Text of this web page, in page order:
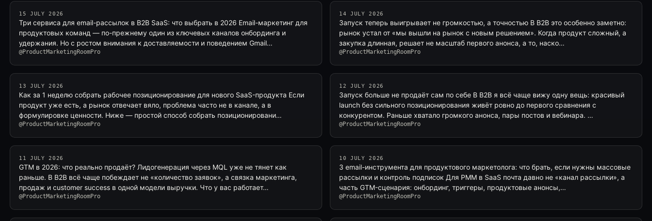
15 JULY 2026
Три сервиса для email-рассылок в B2B SaaS: что выбрать в 2026 Email-маркетинг для
продуктовых команд — по-прежнему один из ключевых каналов онбординга и
удержания. Но с ростом внимания к доставляемости и поведением Gmail…
@ProductMarketingRoomPro
14 JULY 2026
Запуск теперь выигрывает не громкостью, а точностью В B2B это особенно заметно:
рынок устал от «мы вышли на рынок с новым решением». Когда продукт сложный, а
закупка длинная, решает не масштаб первого анонса, а то, наско…
@ProductMarketingRoomPro
13 JULY 2026
Как за 1 неделю собрать рабочее позиционирование для нового SaaS-продукта Если
продукт уже есть, а рынок отвечает вяло, проблема часто не в канале, а в
формулировке ценности. Ниже — простой способ собрать позиционировани…
@ProductMarketingRoomPro
12 JULY 2026
Запуск больше не продаёт сам по себе В B2B я всё чаще вижу одну вещь: красивый
launch без сильного позиционирования живёт ровно до первого сравнения с
конкурентом. Раньше хватало громкого анонса, пары постов и вебинара. …
@ProductMarketingRoomPro
11 JULY 2026
GTM в 2026: что реально продаёт? Лидогенерация через MQL уже не тянет как
раньше. В B2B всё чаще побеждает не «количество заявок», а связка маркетинга,
продаж и customer success в одной модели выручки. Что у вас работает…
@ProductMarketingRoomPro
10 JULY 2026
3 email-инструмента для продуктового маркетолога: что брать, если нужны массовые
рассылки и контроль подписок Для PMM в SaaS почта давно не «канал рассылки», а
часть GTM-сценария: онбординг, триггеры, продуктовые анонсы,…
@ProductMarketingRoomPro